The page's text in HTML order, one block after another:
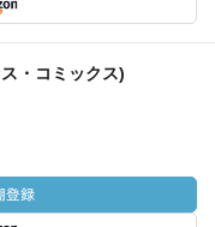
・コミックス)